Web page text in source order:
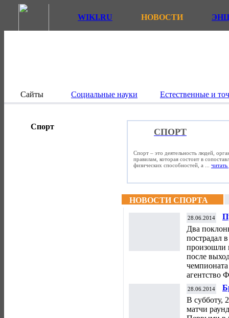
WIKI.RU НОВОСТИ
Сайты Социальные науки Естественные и
Спорт
СПОРТ
Спорт – это деятельность людей,
правилам, которая состоит в
физических способностей, а ... читать
НОВОСТИ СПОРТА
28.06.2014
Два
пострадал
произошли
после
агентство
28.06.2014
В субботу,
матчи